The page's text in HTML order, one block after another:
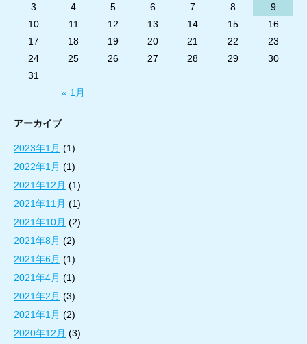
« 1月
3
4 5 6 7 8
9
10
11 12 13 14 15
16
17
18 19 20 21 22
23
24
25 26 27 28 29
30
31
アーカイブ
2023年1月 (1)
2022年1月 (1)
2021年12月 (1)
2021年11月 (1)
2021年10月 (2)
2021年8月 (2)
2021年6月 (1)
2021年4月 (1)
2021年2月 (3)
2021年1月 (2)
2020年12月 (3)